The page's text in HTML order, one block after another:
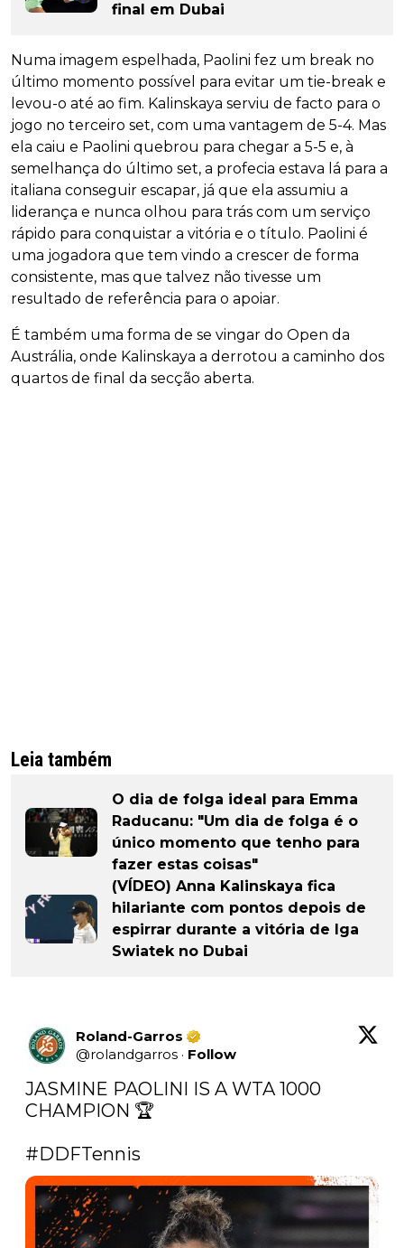
final em Dubai
Numa imagem espelhada, Paolini fez um break no
último momento possível para evitar um tie-break e
levou-o até ao fim. Kalinskaya serviu de facto para o
jogo no terceiro set, com uma vantagem de 5-4. Mas
ela caiu e Paolini quebrou para chegar a 5-5 e, à
semelhança do último set, a profecia estava lá para a
italiana conseguir escapar, já que ela assumiu a
liderança e nunca olhou para trás com um serviço
rápido para conquistar a vitória e o título. Paolini é
uma jogadora que tem vindo a crescer de forma
consistente, mas que talvez não tivesse um
resultado de referência para o apoiar.
É também uma forma de se vingar do Open da
Austrália, onde Kalinskaya a derrotou a caminho dos
quartos de final da secção aberta.
Leia também
O dia de folga ideal para Emma
Raducanu: "Um dia de folga é o
único momento que tenho para
fazer estas coisas"
(VÍDEO) Anna Kalinskaya fica
hilariante com pontos depois de
espirrar durante a vitória de Iga
Swiatek no Dubai
Roland-Garros
@rolandgarros · Follow
JASMINE PAOLINI IS A WTA 1000
CHAMPION 🏆
#DDFTennis